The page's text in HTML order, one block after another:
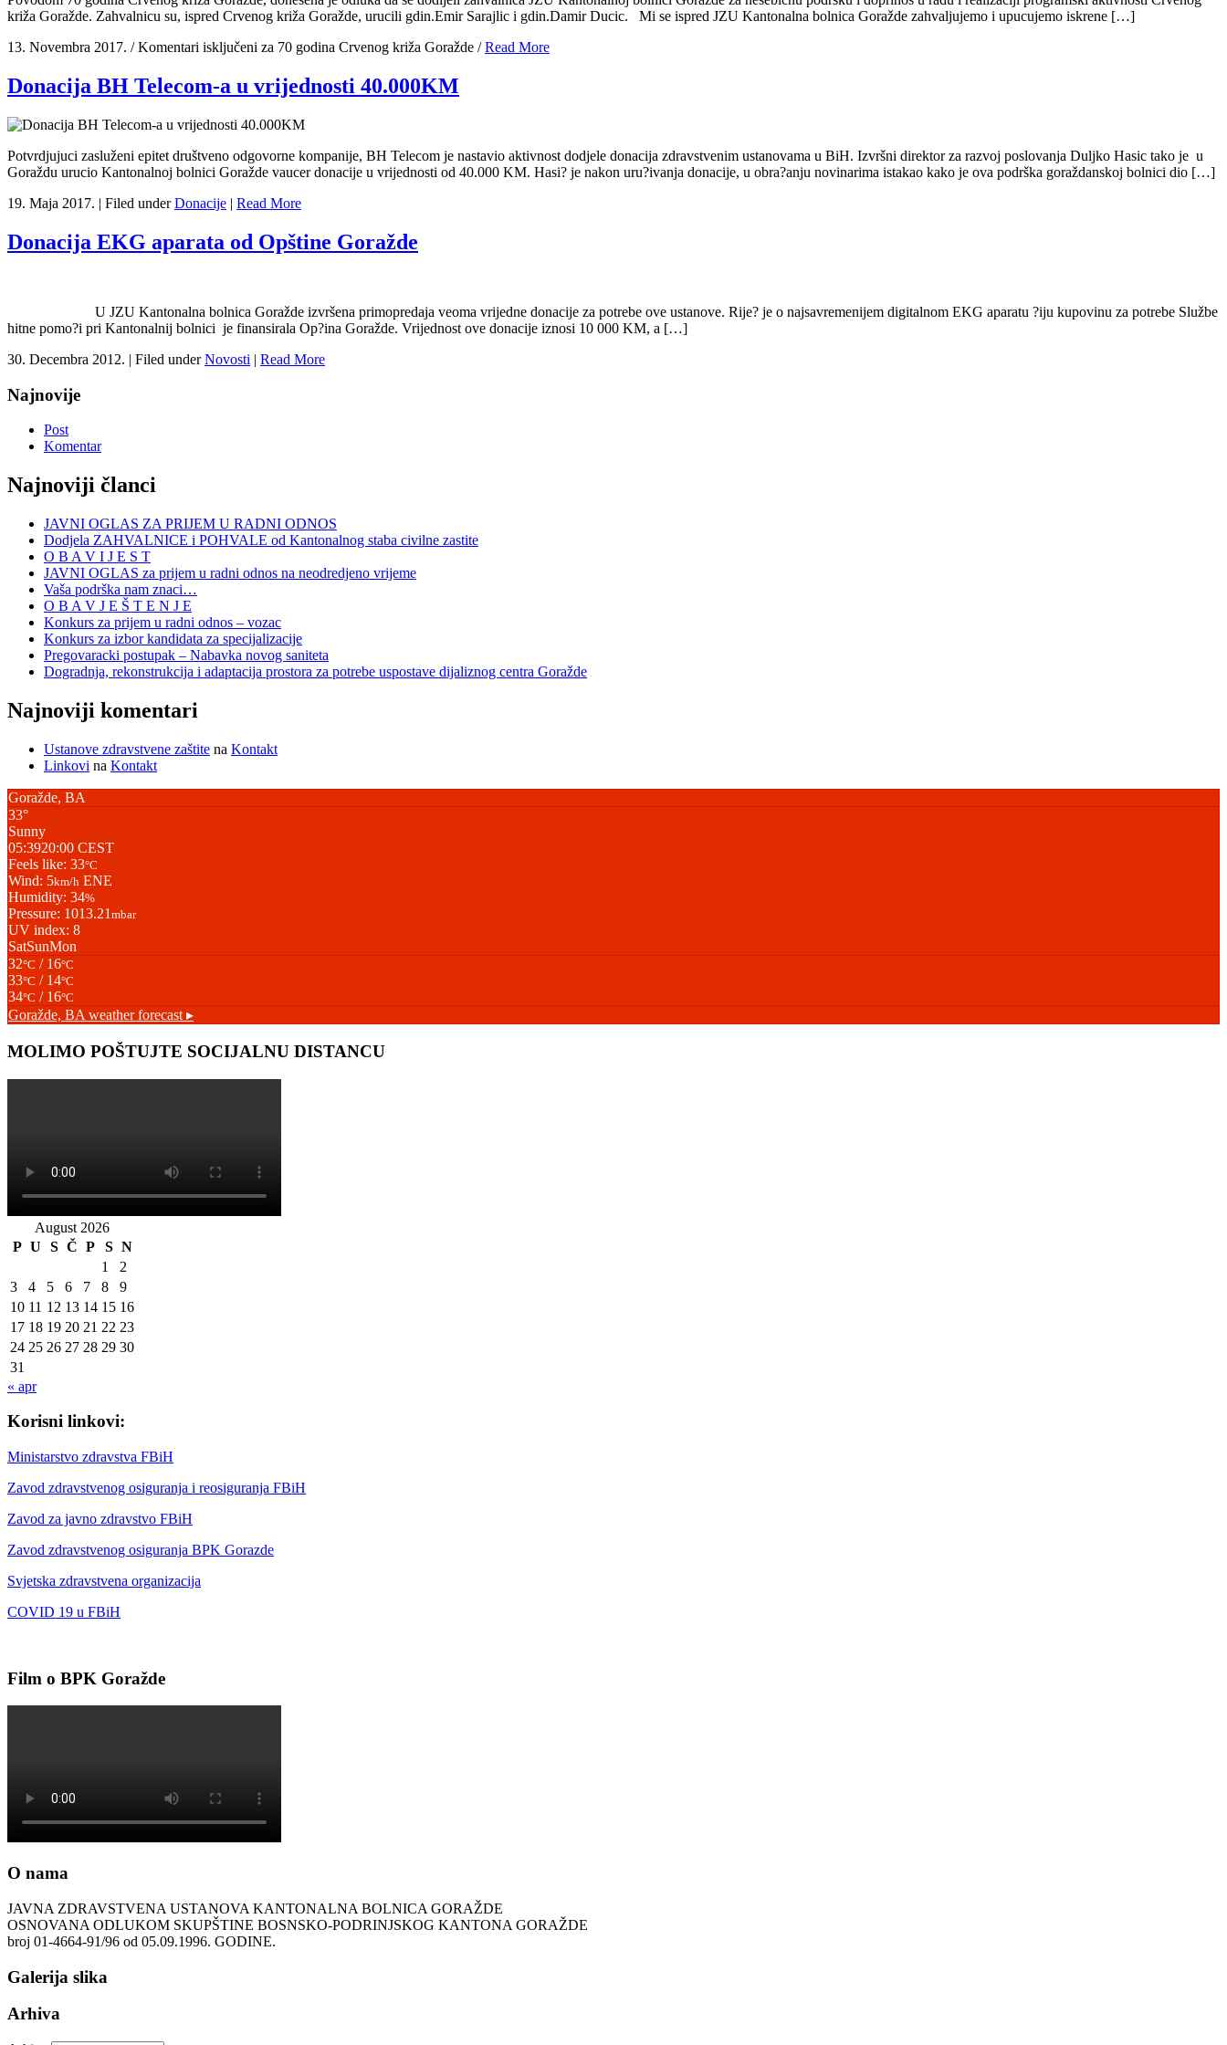
križa Goražde. Zahvalnicu su, ispred Crvenog križa Goražde, urucili gdin.Emir Sarajlic i gdin.Damir Ducic. Mi se ispred JZU Kantonalna bolnica Goražde zahvaljujemo i upucujemo iskrene […]
13. Novembra 2017. /Komentari isključeni za 70 godina Crvenog križa Goražde /Read More
Donacija BH Telecom-a u vrijednosti 40.000KM
Potvrdjujuci zasluženi epitet društveno odgovorne kompanije, BH Telecom je nastavio aktivnost dodjele donacija zdravstvenim ustanovama u BiH. Izvršni direktor za razvoj poslovanja Duljko Hasic tako je u
Goraždu urucio Kantonalnoj bolnici Goražde vaucer donacije u vrijednosti od 40.000 KM. Hasi? je nakon uru?ivanja donacije, u obra?anju novinarima istakao kako je ova podrška goraždanskoj bolnici dio […]
19. Maja 2017. | Filed underDonacije | Read More
Donacija EKG aparata od Opštine Goražde
U JZU Kantonalna bolnica Goražde izvršena primopredaja veoma vrijedne donacije za potrebe ove ustanove. Rije? je o najsavremenijem digitalnom EKG aparatu ?iju kupovinu za potrebe Službe
hitne pomo?i pri Kantonalnij bolnici je finansirala Op?ina Goražde. Vrijednost ove donacije iznosi 10 000 KM, a […]
30. Decembra 2012. | Filed underNovosti | Read More
Najnovije
Post
Komentar
Najnoviji članci
JAVNI OGLAS ZA PRIJEM U RADNI ODNOS
Dodjela ZAHVALNICE i POHVALE od Kantonalnog staba civilne zastite
O B A V I J E S T
JAVNI OGLAS za prijem u radni odnos na neodredjeno vrijeme
Vaša podrška nam znaci…
O B A V J E Š T E N J E
Konkurs za prijem u radni odnos – vozac
Konkurs za izbor kandidata za specijalizacije
Pregovaracki postupak – Nabavka novog saniteta
Dogradnja, rekonstrukcija i adaptacija prostora za potrebe uspostave dijaliznog centra Goražde
Najnoviji komentari
Ustanove zdravstvene zaštite na Kontakt
Linkovi na Kontakt
Goražde, BA
33°
Sunny
05:3920:00 CEST
Feels like: 33°C
Wind: 5km/h ENE
Humidity: 34%
Pressure: 1013.21 mbar
UV index: 8
SatSunMon
32°C / 16°C
33°C / 14°C
34°C / 16°C
Goražde, BA weather forecast ▸
MOLIMO POŠTUJTE SOCIJALNU DISTANCU
August 2026
P U S Č P S N
1
2
3
4 5 6 7 8
9
10 11 12 13 14 15 16
17 18 19 20 21 22 23
24 25 26 27 28 29 30
31
« apr
Korisni linkovi:
Ministarstvo zdravstva FBiH
Zavod zdravstvenog osiguranja i reosiguranja FBiH
Zavod za javno zdravstvo FBiH
Zavod zdravstvenog osiguranja BPK Gorazde
Svjetska zdravstvena organizacija
COVID 19 u FBiH
Film o BPK Goražde
O nama
JAVNA ZDRAVSTVENA USTANOVA KANTONALNA BOLNICA GORAŽDE
OSNOVANA ODLUKOM SKUPŠTINE BOSNSKO-PODRINJSKOG KANTONA GORAŽDE
broj 01-4664-91/96 od 05.09.1996. GODINE.
Galerija slika
Arhiva